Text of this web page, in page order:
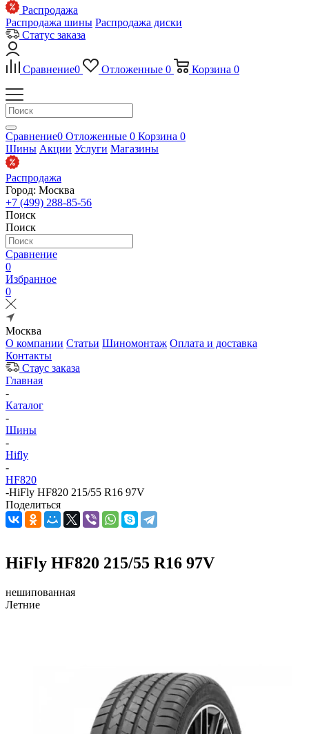
Распродажа
Распродажа шины Распродажа диски
Статус заказа
Сравнение0 Отложенные 0 Корзина 0
Сравнение0 Отложенные 0 Корзина 0
Шины Акции Услуги Магазины
Распродажа
Город: Москва
+7 (499) 288-85-56
Поиск
Поиск
Сравнение
0
Избранное
0
Москва
О компании Статьи Шиномонтаж Оплата и доставка
Контакты
Стаус заказа
Главная
-
Каталог
-
Шины
-
Hifly
-
HF820
-HiFly HF820 215/55 R16 97V
Поделиться
HiFly HF820 215/55 R16 97V
нешипованная
Летние